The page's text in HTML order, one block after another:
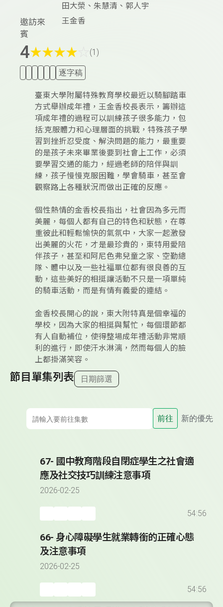
田大榮、朱慧清、郭人宇
邀訪來
賓
王金香
4★★★★ (1)
逐字稿
臺東大學附屬特殊教育學校最近以騎腳踏車
方式舉辦成年禮，王金香校長表示，籌辦這
項成年禮的過程可以訓練孩子很多能力，包
括:克服體力和心理層面的挑戰，特殊孩子學
習到挫折忍受度、解決問題的能力，最重要
的是孩子未來畢業後要到社會上工作，必須
要學習交通的能力，經過老師的陪伴與訓
練，孩子慢慢克服困難，學會騎車，甚至會
觀察路上各種狀況而做出正確的反應。
個性熱情的金香校長指出，社會因為多元而
美麗，每個人都有自己的特色和狀態，在尊
重彼此和輕鬆愉快的氣氛中，大家一起激發
出美麗的火花，才是最珍貴的，東特用愛陪
伴孩子，甚至和阿尼色弗兒童之家、空勤總
隊、體中以及一些社福單位都有很良善的互
動，這些美好的相挺讓活動不只是一項單純
的騎車活動，而是有情有義愛的連結。
金香校長開心的說，東大附特真是個幸福的
學校，因為大家的相挺與幫忙，每個環節都
有人自動補位，使得整場成年禮活動非常順
利的進行，即使汗水淋漓，然而每個人的臉
上都掛滿笑容。
節目單集列表 日期篩選
前往 新的優先
67- 國中教育階段自閉症學生之社會適
應及社交技巧訓練注意事項
2026-02-25
54:56
66- 身心障礙學生就業轉銜的正確心態
及注意事項
2026-02-25
54:56